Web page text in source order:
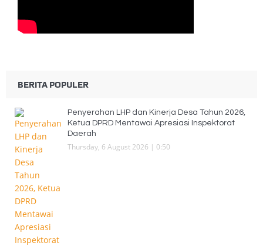
BERITA POPULER
Penyerahan LHP dan Kinerja Desa Tahun 2026,
Ketua DPRD Mentawai Apresiasi Inspektorat
Daerah
Thursday, 6 August 2026 | 0:50